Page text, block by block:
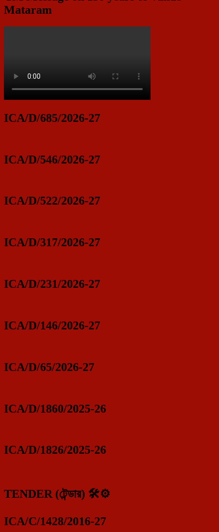
Mataram
ICA/D/685/2026-27
ICA/D/546/2026-27
ICA/D/522/2026-27
ICA/D/317/2026-27
ICA/D/231/2026-27
ICA/D/146/2026-27
ICA/D/65/2026-27
ICA/D/1860/2025-26
ICA/D/1826/2025-26
TENDER (টেন্ডার) 🛠️⚙️
ICA/C/1428/2016-27